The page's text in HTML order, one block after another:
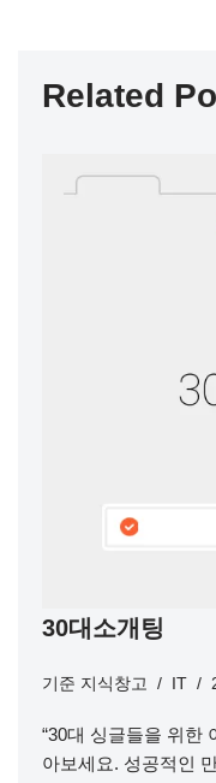
Related
30대소개팅
기준 지식창고 IT
“30대 싱글들을 위한
아보세요. 성공적인